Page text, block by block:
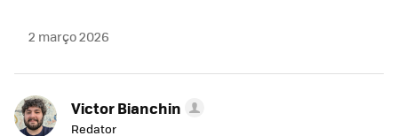
2 março 2026
Victor Bianchin
Redator